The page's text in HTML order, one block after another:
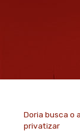
Doria busca o
privatizar